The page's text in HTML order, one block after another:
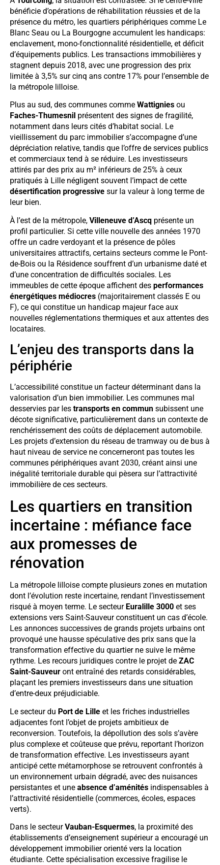
bénéficie d’opérations de réhabilitation réussies et de la
présence du métro, les quartiers périphériques comme Le
Blanc Seau ou La Bourgogne accumulent les handicaps:
enclavement, mono-fonctionnalité résidentielle, et déficit
d’équipements publics. Les transactions immobilières y
stagnent depuis 2018, avec une progression des prix
limitée à 3,5% sur cinq ans contre 17% pour l’ensemble de
la métropole lilloise.
Plus au sud, des communes comme Wattignies ou
Faches-Thumesnil présentent des signes de fragilité,
notamment dans leurs cités d’habitat social. Le
vieillissement du parc immobilier s’accompagne d’une
dépréciation relative, tandis que l’offre de services publics
et commerciaux tend à se réduire. Les investisseurs
attirés par des prix au m² inférieurs de 25% à ceux
pratiqués à Lille négligent souvent l’impact de cette
désertification progressive sur la valeur à long terme de
leur bien.
À l’est de la métropole, Villeneuve d’Ascq présente un
profil particulier. Si cette ville nouvelle des années 1970
offre un cadre verdoyant et la présence de pôles
universitaires attractifs, certains secteurs comme le Pont-
de-Bois ou la Résidence souffrent d’un urbanisme daté et
d’une concentration de difficultés sociales. Les
immeubles de cette époque affichent des performances
énergétiques médiocres (majoritairement classés E ou
F), ce qui constitue un handicap majeur face aux
nouvelles réglementations thermiques et aux attentes des
locataires.
L’enjeu des transports dans la
périphérie
L’accessibilité constitue un facteur déterminant dans la
valorisation d’un bien immobilier. Les communes mal
desservies par les transports en commun subissent une
décote significative, particulièrement dans un contexte de
renchérissement des coûts de déplacement automobile.
Les projets d’extension du réseau de tramway ou de bus à
haut niveau de service ne concerneront pas toutes les
communes périphériques avant 2030, créant ainsi une
inégalité territoriale durable qui pèsera sur l’attractivité
immobilière de ces secteurs.
Les quartiers en transition
incertaine : méfiance face
aux promesses de
rénovation
La métropole lilloise compte plusieurs zones en mutation
dont l’évolution reste incertaine, rendant l’investissement
risqué à moyen terme. Le secteur Euralille 3000 et ses
extensions vers Saint-Sauveur constituent un cas d’école.
Les annonces successives de grands projets urbains ont
provoqué une hausse spéculative des prix sans que la
transformation effective du quartier ne suive le même
rythme. Les recours juridiques contre le projet de ZAC
Saint-Sauveur ont entraîné des retards considérables,
plaçant les premiers investisseurs dans une situation
d’entre-deux préjudiciable.
Le secteur du Port de Lille et les friches industrielles
adjacentes font l’objet de projets ambitieux de
reconversion. Toutefois, la dépollution des sols s’avère
plus complexe et coûteuse que prévu, reportant l’horizon
de transformation effective. Les investisseurs ayant
anticipé cette métamorphose se retrouvent confrontés à
un environnement urbain dégradé, avec des nuisances
persistantes et une absence d’aménités indispensables à
l’attractivité résidentielle (commerces, écoles, espaces
verts).
Dans le secteurVauban-Esquermes, la proximité des
établissements d’enseignement supérieur a encouragé un
développement immobilier orienté vers la location
étudiante. Cette spécialisation excessive fragilise le